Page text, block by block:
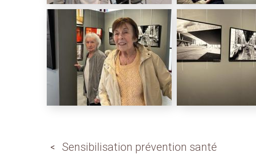
Sensibilisation prévention santé